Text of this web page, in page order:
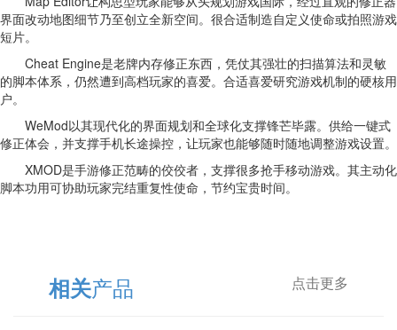
界面改动地图细节乃至创立全新空间。很合适制造自定义使命或拍照游戏
短片。
Cheat Engine是老牌内存修正东西，凭仗其强壮的扫描算法和灵敏
的脚本体系，仍然遭到高档玩家的喜爱。合适喜爱研究游戏机制的硬核用
户。
WeMod以其现代化的界面规划和全球化支撑锋芒毕露。供给一键式
修正体会，并支撑手机长途操控，让玩家也能够随时随地调整游戏设置。
XMOD是手游修正范畴的佼佼者，支撑很多抢手移动游戏。其主动化
脚本功用可协助玩家完结重复性使命，节约宝贵时间。
相关产品 点击更多